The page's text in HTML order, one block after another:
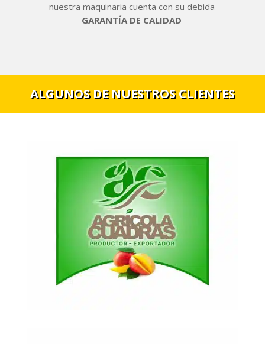
nuestra maquinaria cuenta con su debida
GARANTÍA DE CALIDAD
ALGUNOS DE NUESTROS CLIENTES